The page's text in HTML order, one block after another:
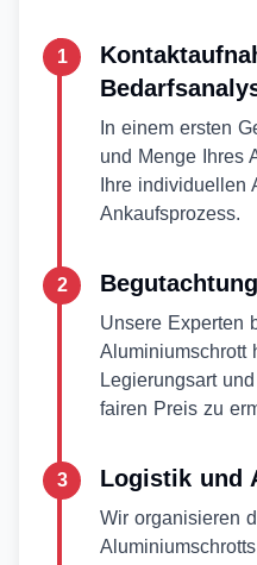
1
In einem ersten
und Menge Ihres
Ihre individuellen
Ankaufsprozess.
2
Unsere Experten
Aluminiumschrott
Legierungsart
fairen Preis zu
3 Logistik und
Wir organisieren